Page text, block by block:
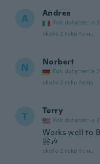
A Andrea
Rok dołączenia
około 2 roku temu
N Norbert
Rok dołączenia
około 2 roku temu
T Terry
Rok dołączenia
Works well to
🤗🎶
około 2 roku temu